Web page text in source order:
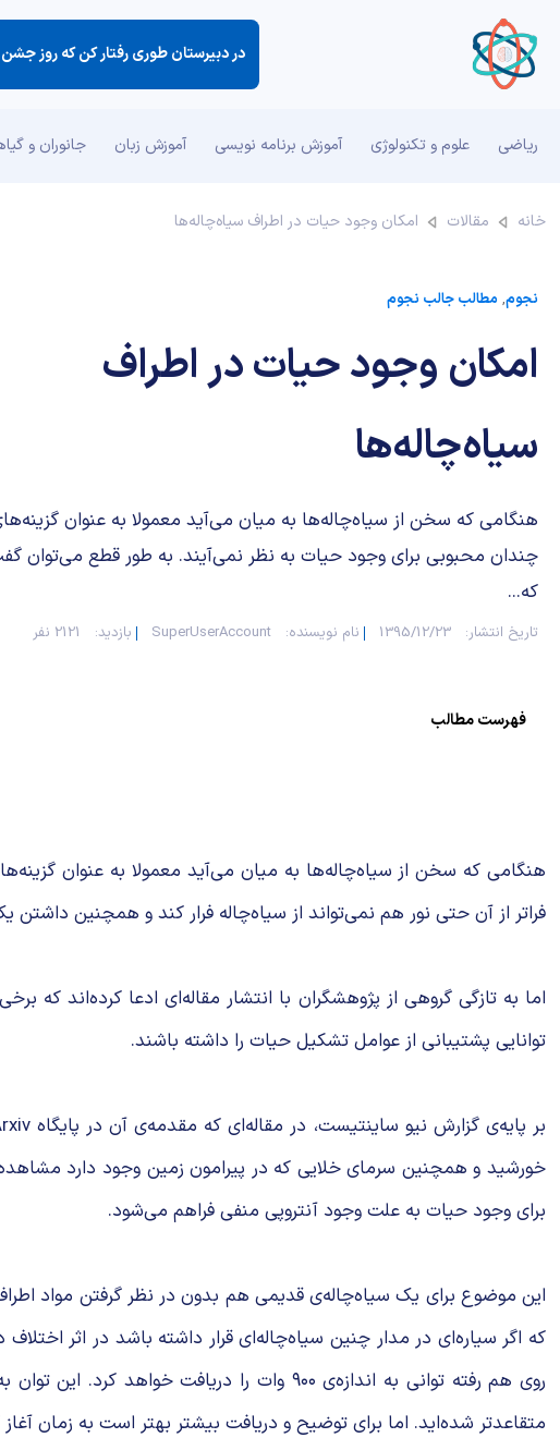
در دبیرستان طوری رفتار كن كه روز
ریاضی علوم و تکنولوژی آموزش برنامه نویسی آموزش زبان جانوران و
خانه مقالات امکان وجود حیات در اطراف سیاه‌چاله‌ها
نجوم,مطالب جالب نجوم
امکان وجود حیات در اطراف
سیاه‌چاله‌ها
هنگامی که سخن از سیاه‌چاله‌ها به میان می‌آید معمولا به عنوان
چندان محبوبی برای وجود حیات به نظر نمی‌آیند. به طور قطع می‌توان
که...
تاریخ انتشار: 1395/12/23 نام نویسنده: SuperUserAccount بازدید: 2121 نفر
فهرست مطالب
هنگامی که سخن از سیاه‌چاله‌ها به میان می‌آید معمولا به عنوان
فراتر از آن حتی نور هم نمی‌تواند از سیاه‌چاله فرار کند و همچنین
اما به تازگی گروهی از پژوهشگران با انتشار مقاله‌ای ادعا کرده‌اند
توانایی پشتیبانی از عوامل تشکیل حیات را داشته باشند.
خورشید و همچنین سرمای خلایی که در پیرامون زمین وجود دارد
برای وجود حیات به علت وجود آنتروپی منفی فراهم می‌شود.
این موضوع برای یک سیاه‌چاله‌ی قدیمی هم بدون در نظر گرفتن مواد
روی هم رفته توانی به اندازه‌ی ۹۰۰ وات را
متقاعدتر شده‌اید. اما برای توضیح و دریافت بیشتر بهتر است به زمان آغاز